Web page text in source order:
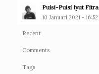
Puisi-Puisi Iyut Fitra
10 Januari 2021 - 16:52
Recent
Comments
Tags